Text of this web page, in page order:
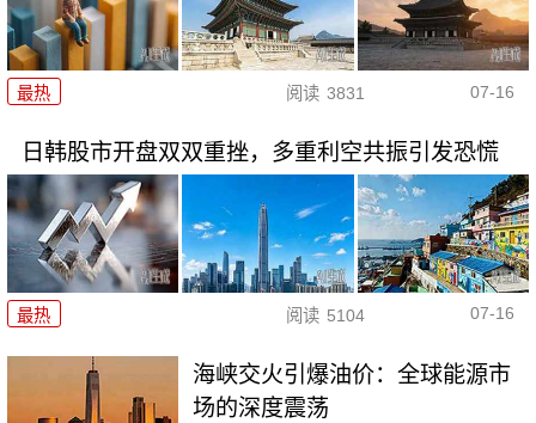
最热 阅读 3831 07-16
日韩股市开盘双双重挫，多重利空共振引发恐慌
最热 阅读 5104 07-16
海峡交火引爆油价：全球能源市
场的深度震荡